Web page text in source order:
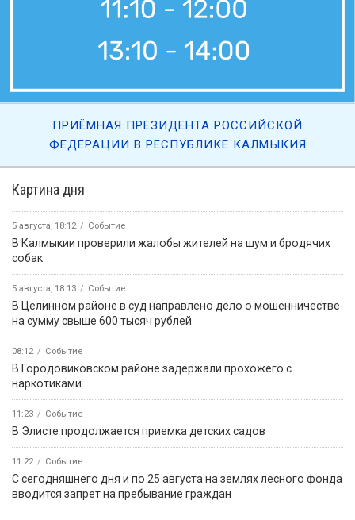
Картина дня
5 августа, 18:12 Событие
В Калмыкии проверили жалобы жителей на шум и бродячих
собак
5 августа, 18:13 Событие
В Целинном районе в суд направлено дело о мошенничестве
на сумму свыше 600 тысяч рублей
08:12 Событие
В Городовиковском районе задержали прохожего с
наркотиками
11:23 Событие
В Элисте продолжается приемка детских садов
11:22 Событие
С сегодняшнего дня и по 25 августа на землях лесного фонда
вводится запрет на пребывание граждан
ПРИЁМНАЯ ПРЕЗИДЕНТА РОССИЙСКОЙ
ФЕДЕРАЦИИ В РЕСПУБЛИКЕ КАЛМЫКИЯ